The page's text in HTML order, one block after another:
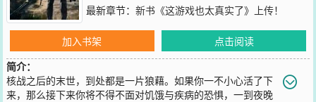
最新章节： 新书《这游戏也太真实了》上传！
加入书架
点击阅读
简介：
核战之后的末世，到处都是一片狼藉。如果你一不小心活了下
来，那么接下来你将不得不面对饥饿与疾病的恐惧，一到夜晚